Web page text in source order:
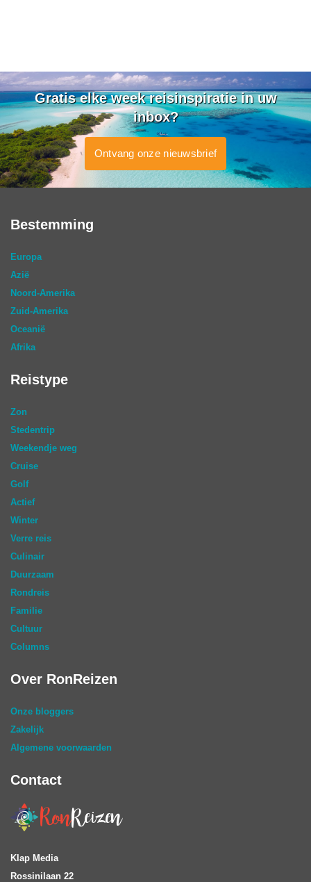
Gratis elke week reisinspiratie in uw
inbox?
Ontvang onze nieuwsbrief
Bestemming
Europa
Azië
Noord-Amerika
Zuid-Amerika
Oceanië
Afrika
Reistype
Zon
Stedentrip
Weekendje weg
Cruise
Golf
Actief
Winter
Verre reis
Culinair
Duurzaam
Rondreis
Familie
Cultuur
Columns
Over RonReizen
Onze bloggers
Zakelijk
Algemene voorwaarden
Contact
Klap Media
Rossinilaan 22